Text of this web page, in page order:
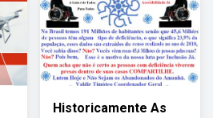
Historicamente As